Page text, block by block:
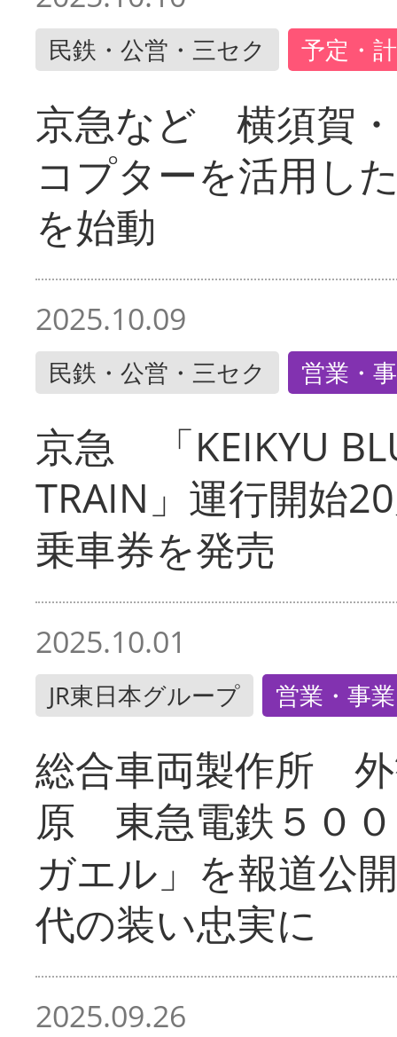
民鉄・公営・三セク 予定・
京急など 横須賀
コプターを活用し
を始動
2025.10.09
民鉄・公営・三セク 営業・
京急 「KEIKYU
TRAIN」運行開始
乗車券を発売
2025.10.01
JR東日本グループ 営業・事
総合車両製作所
原 東急電鉄５０
ガエル」を報道公
代の装い忠実に
2025.09.26